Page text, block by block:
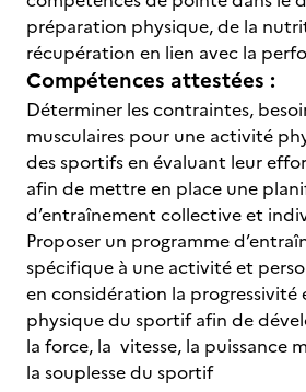
préparation physique, de la
récupération en lien avec la
Compétences attestées :
Déterminer les contraintes,
musculaires pour une activité
des sportifs en évaluant leur
afin de mettre en place une
d’entraînement collective et
Proposer un programme
spécifique à une activité et
en considération la progressivité
physique du sportif afin de
la force, la vitesse, la puissance
la souplesse du sportif